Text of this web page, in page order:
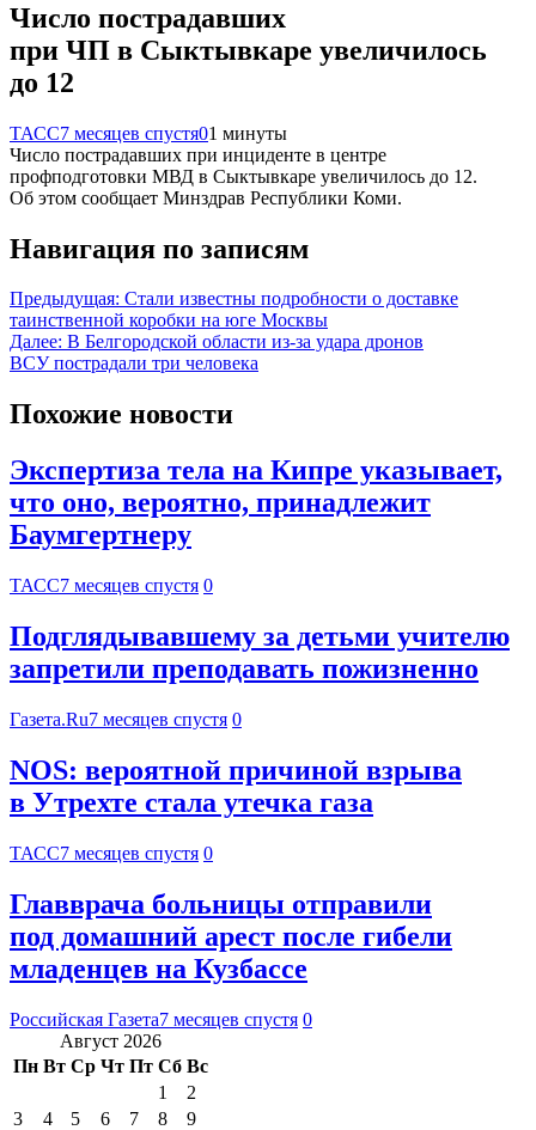
Число пострадавших
при ЧП в Сыктывкаре увеличилось
до 12
ТАСС7 месяцев спустя01 минуты
Число пострадавших при инциденте в центре
профподготовки МВД в Сыктывкаре увеличилось до 12.
Об этом сообщает Минздрав Республики Коми.
Навигация по записям
Предыдущая: Стали известны подробности о доставке
таинственной коробки на юге Москвы
Далее: В Белгородской области из-за удара дронов
ВСУ пострадали три человека
Похожие новости
Экспертиза тела на Кипре указывает,
что оно, вероятно, принадлежит
Баумгертнеру
ТАСС7 месяцев спустя 0
Подглядывавшему за детьми учителю
запретили преподавать пожизненно
Газета.Ru7 месяцев спустя 0
NOS: вероятной причиной взрыва
в Утрехте стала утечка газа
ТАСС7 месяцев спустя 0
Главврача больницы отправили
под домашний арест после гибели
младенцев на Кузбассе
Российская Газета7 месяцев спустя 0
Август 2026
Пн Вт Ср Чт Пт Сб Вс
1
2
3
4 5 6 7 8
9